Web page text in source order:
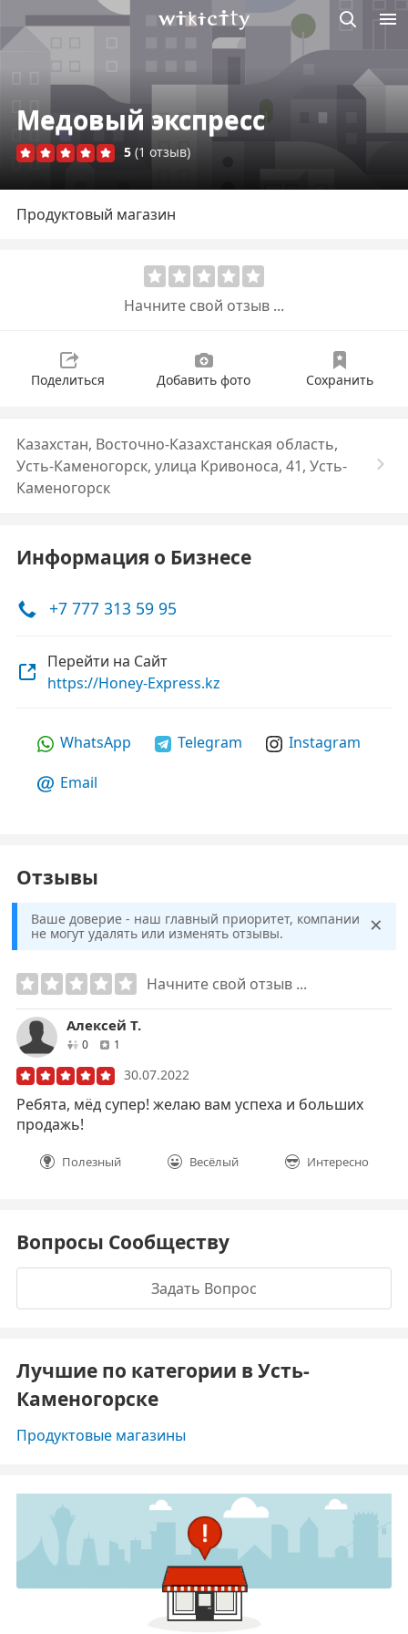
Викисити
Медовый экспресс
5 (1 отзыв)
Продуктовый магазин
Начните свой отзыв ...
Поделиться Добавить фото Сохранить
Казахстан, Восточно-Казахстанская область,
Усть-Каменогорск, улица Кривоноса, 41, Усть-
Каменогорск
Информация о Бизнесе
+7 777 313 59 95
Перейти на Сайт
https://Honey-Express.kz
WhatsApp Telegram
Instagram
Email
Отзывы
Ваше доверие - наш главный приоритет, компании
не могут удалять или изменять отзывы.
×
Начните свой отзыв ...
Алексей Т.
0друзей1
30.07.2022
Ребята, мёд супер! желаю вам успеха и больших
продажь!
Полезный Весёлый Интересно
Вопросы Сообществу
Задать Вопрос
Лучшие по категории в Усть-
Каменогорске
Продуктовые магазины